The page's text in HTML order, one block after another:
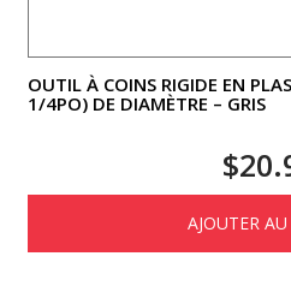
OUTIL À COINS RIGIDE EN
1/4PO) DE DIAMÈTRE – GRIS
$
AJOUTER